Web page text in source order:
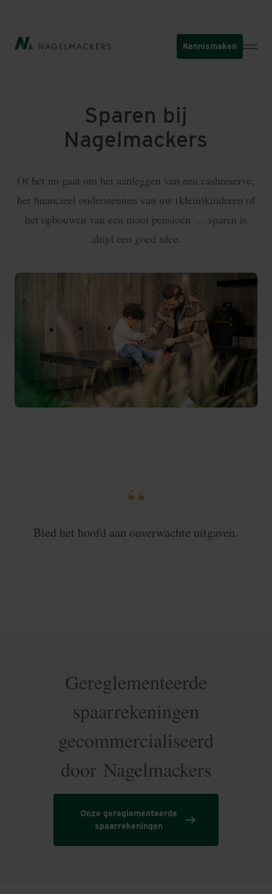
naar
Kennismaken
Sparen bij
Nagelmackers
Of het nu gaat om het aanleggen van een cashreserve,
het financieel ondersteunen van uw (klein)kinderen of
het opbouwen van een mooi pensioen … sparen is
altijd een goed idee.
Bied het hoofd aan onverwachte uitgaven.
Gereglementeerde
spaarrekeningen
gecommercialiseerd
door Nagelmackers
Onze gereglementeerde
spaarrekeningen